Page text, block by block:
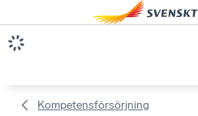
Kompetensförsörjning